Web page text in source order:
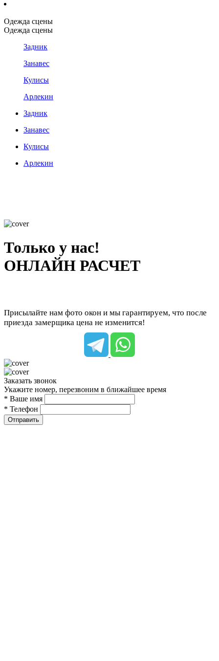
Одежда сцены
Одежда сцены
Задник
Занавес
Кулисы
Арлекин
Задник
Занавес
Кулисы
Арлекин
Только у нас!
ОНЛАЙН РАСЧЕТ
Присылайте нам фото окон и мы гарантируем, что после
приезда замерщика цена не изменится!
Заказать звонок
Укажите номер, перезвоним в ближайшее время
* Ваше имя
* Телефон
Отправить